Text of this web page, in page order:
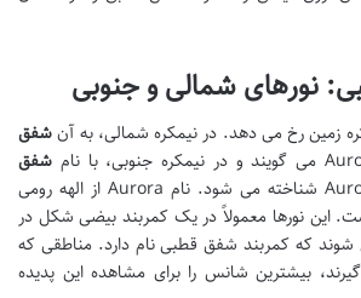
نورهای شمالی و جنوبی
زمین رخ می دهد. در نیمکره شمالی، به آنشفق
شفق
یا Aurora Australis شناخته می شود. نام Aurora از الهه رومی
این نورها معمولاً در یک کمربند بیضی شکل در
که کمربند شفق قطبی نام دارد. مناطقی که
بیشترین شانس را برای مشاهده این پدیده